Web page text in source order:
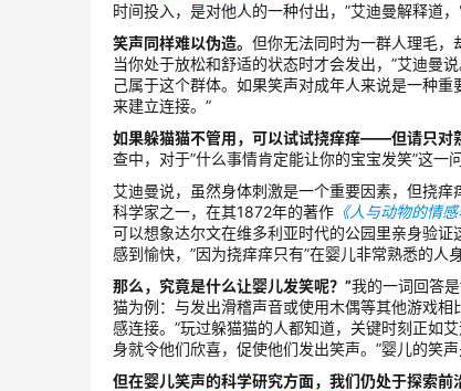
时间投入，是对他人的一种付出，”艾迪曼解释道
笑声同样难以伪造。 但你无法同时为一群人理毛
当你处于放松和舒适的状态时才会发出，”艾迪曼
己属于这个群体。如果笑声对成年人来说是一种
来建立连接。”
如果躲猫猫不管用，可以试试挠痒痒——但请只对
查中，对于”什么事情肯定能让你的宝宝发笑”这一
艾迪曼说，虽然身体刺激是一个重要因素，但挠
科学家之一，在其1872年的著作 《人与动物的情感
可以想象达尔文在维多利亚时代的公园里亲身验
感到愉快，”因为挠痒痒只有”在婴儿非常熟悉的人
那么，究竟是什么让婴儿发笑呢？”我的一词回答是
猫为例：与发出滑稽声音或使用木偶等其他游戏
感连接。”玩过躲猫猫的人都知道，关键时刻正如
身就令他们欣喜，促使他们发出笑声。”婴儿的笑
但在婴儿笑声的科学研究方面，我们仍处于探索前